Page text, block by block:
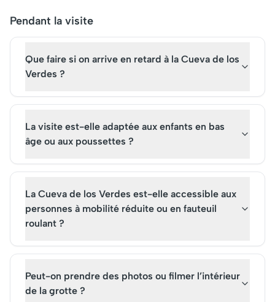
Pendant la visite
Que faire si on arrive en retard à la Cueva de los
Verdes ?
La visite est-elle adaptée aux enfants en bas
âge ou aux poussettes ?
La Cueva de los Verdes est-elle accessible aux
personnes à mobilité réduite ou en fauteuil
roulant ?
Peut-on prendre des photos ou filmer l’intérieur
de la grotte ?